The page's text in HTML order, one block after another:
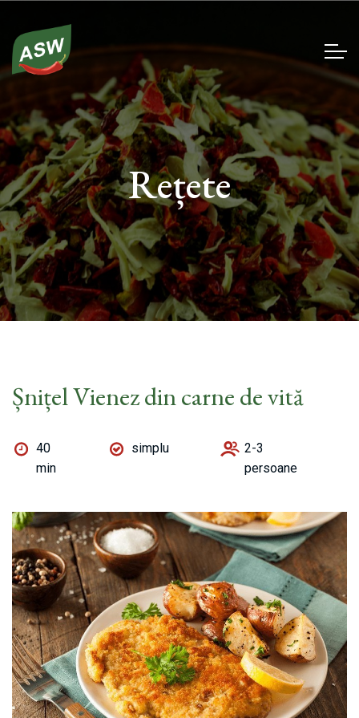
Rețete
Șnițel Vienez din carne de vită
40
min
simplu
2-3
persoane